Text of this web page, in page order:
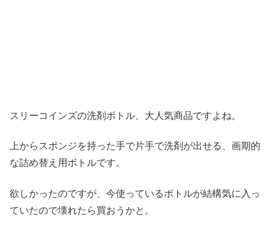
スリーコインズの洗剤ボトル、大人気商品ですよね。
上からスポンジを持った手で片手で洗剤が出せる、画期的
な詰め替え用ボトルです。
欲しかったのですが、今使っているボトルが結構気に入っ
ていたので壊れたら買おうかと。